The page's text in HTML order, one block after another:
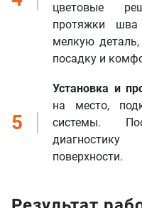
цветовые
протяжки
мелкую
посадку и
5
Установка и
на место,
системы.
поверхности.